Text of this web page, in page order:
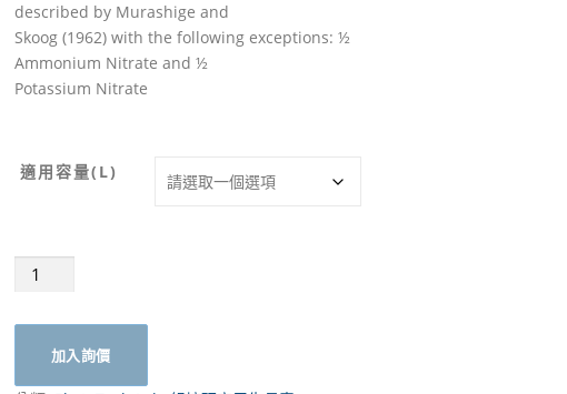
described by Murashige and
Skoog (1962) with the following exceptions: ½
Ammonium Nitrate and ½
Potassium Nitrate
適用容量(L)
1/2MS
養
加入詢價